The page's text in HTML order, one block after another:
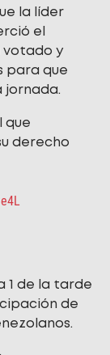
la líder
el
votado y
para que
jornada.
que
derecho
1 de la tarde
de